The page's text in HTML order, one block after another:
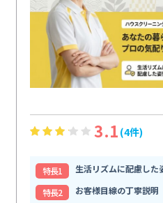
3.1 (4件)
特⻑1
生活リズムに配慮した
特⻑2
お客様目線の丁寧説明